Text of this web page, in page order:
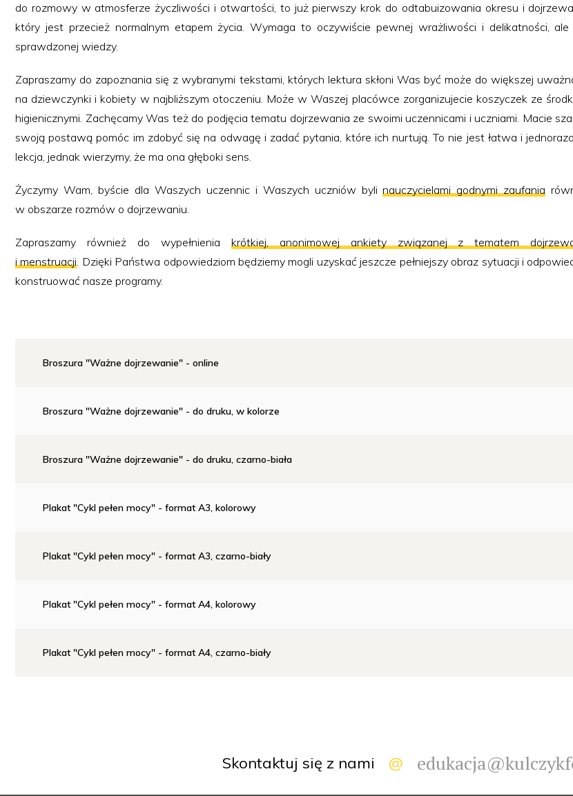
do rozmowy w atmosferze życzliwości i otwartości, to już pierwszy krok do odtabuizowania okresu i
który jest przecież normalnym etapem życia. Wymaga to oczywiście pewnej wrażliwości i delikatności,
sprawdzonej wiedzy.
Zapraszamy do zapoznania się z wybranymi tekstami, których lektura skłoni Was być może do większej
na dziewczynki i kobiety w najbliższym otoczeniu. Może w Waszej placówce zorganizujecie koszyczek ze
higienicznymi. Zachęcamy Was też do podjęcia tematu dojrzewania ze swoimi uczennicami i uczniami. Macie
swoją postawą pomóc im zdobyć się na odwagę i zadać pytania, które ich nurtują. To nie jest łatwa i
lekcja, jednak wierzymy, że ma ona głęboki sens.
Życzymy Wam, byście dla Waszych uczennic i Waszych uczniów bylinauczycielami godnymi zaufania
w obszarze rozmów o dojrzewaniu.
Zapraszamy również do wypełnienia krótkiej, anonimowej ankiety związanej z tematem
i menstruacji. Dzięki Państwa odpowiedziom będziemy mogli uzyskać jeszcze pełniejszy obraz sytuacji i
konstruować nasze programy.
Broszura "Ważne dojrzewanie" - online
Broszura "Ważne dojrzewanie" - do druku, w kolorze
Broszura "Ważne dojrzewanie" - do druku, czarno-biała
Plakat "Cykl pełen mocy" - format A3, kolorowy
Plakat "Cykl pełen mocy" - format A3, czarno-biały
Plakat "Cykl pełen mocy" - format A4, kolorowy
Plakat "Cykl pełen mocy" - format A4, czarno-biały
Skontaktuj się z nami @